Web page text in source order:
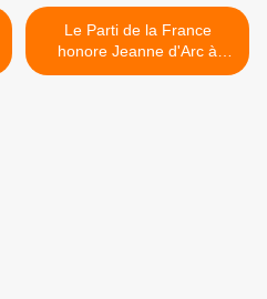
Le Parti de la France
honore Jeanne d'Arc à
Bordeaux >